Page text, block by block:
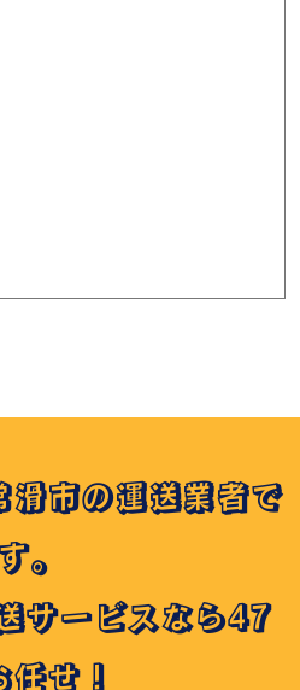
滑市の運送業者で
す。
サービスなら47
任せ！